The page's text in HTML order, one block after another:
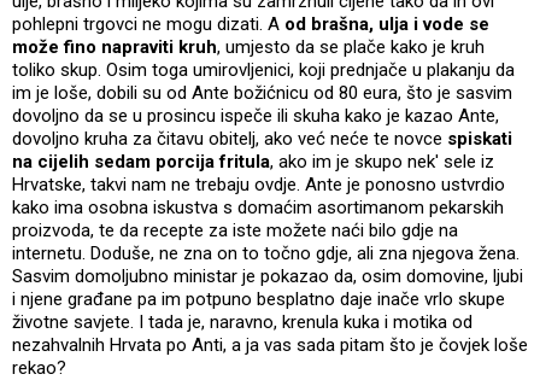
pohlepni trgovci ne mogu dizati. A od brašna, ulja i vode se
može fino napraviti kruh, umjesto da se plače kako je kruh
toliko skup. Osim toga umirovljenici, koji prednjače u plakanju da
im je loše, dobili su od Ante božićnicu od 80 eura, što je sasvim
dovoljno da se u prosincu ispeče ili skuha kako je kazao Ante,
dovoljno kruha za čitavu obitelj, ako već neće te novce spiskati
na cijelih sedam porcija fritula, ako im je skupo nek' sele iz
Hrvatske, takvi nam ne trebaju ovdje. Ante je ponosno ustvrdio
kako ima osobna iskustva s domaćim asortimanom pekarskih
proizvoda, te da recepte za iste možete naći bilo gdje na
internetu. Doduše, ne zna on to točno gdje, ali zna njegova žena.
Sasvim domoljubno ministar je pokazao da, osim domovine, ljubi
i njene građane pa im potpuno besplatno daje inače vrlo skupe
životne savjete. I tada je, naravno, krenula kuka i motika od
nezahvalnih Hrvata po Anti, a ja vas sada pitam što je čovjek loše
rekao?